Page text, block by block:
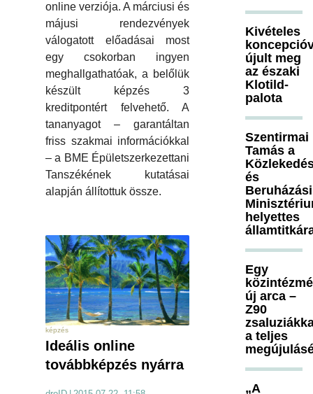
online verziója. A márciusi és
májusi rendezvények
válogatott előadásai most
egy csokorban ingyen
meghallgathatóak, a belőlük
készült képzés 3
kreditpontért felvehető. A
tananyagot – garantáltan
friss szakmai információkkal
– a BME Épületszerkezettani
Tanszékének kutatásai
alapján állítottuk össze.
képzés
Ideális online
továbbképzés nyárra
Kivételes
újult meg
az északi
Klotild-
palota
Szentirmai
Tamás a
és
Beruházási
helyettes
Egy
új arca –
Z90
a teljes
„A